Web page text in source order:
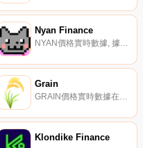
Nyan Finance
NYAN價格實時數據, 據稱,通過使用去中心化金融,各種規模的個體交易員可以積極參與以NYAN為投票手段的集體管理池。通過允許NYAN持有者在特定的阻止期內投票,他們基本上可以在每分鐘的基礎上制定新的策略.
Grain
GRAIN價格實時數據在Harvest Finance中,GRAIN是USDC/USDT存款人的回購代幣,將每周總排放量的一定比例提供給賠償池。GRAIN在襲擊發生后不久被社區投票支持。社區投票支持將總排放量的0.5%用于GRAIN回購和Uniswap流動性.
Klondike Finance